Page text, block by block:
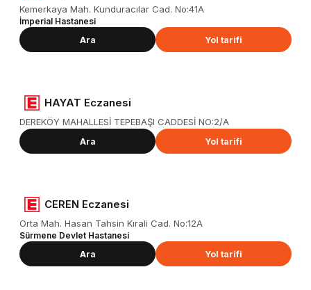
Kemerkaya Mah. Kunduracılar Cad. No:41A
İmperial Hastanesi
Ara
Yol tarifi
HAYAT Eczanesi
DEREKÖY MAHALLESİ TEPEBAŞI CADDESİ NO:2/A
Ara Yol tarifi
CEREN Eczanesi
Orta Mah. Hasan Tahsin Kırali Cad. No:12A
Sürmene Devlet Hastanesi
Ara
Yol tarifi